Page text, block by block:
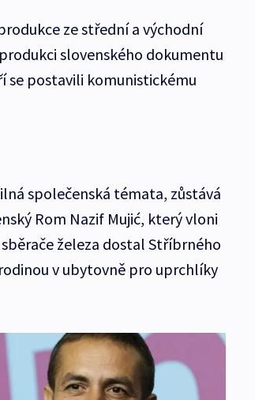
ze střední a východní
slovenského dokumentu
se postavili komunistickému
společenská témata, zůstává
Rom Nazif Mujić, který vloni
železa dostal Stříbrného
v ubytovně pro uprchlíky